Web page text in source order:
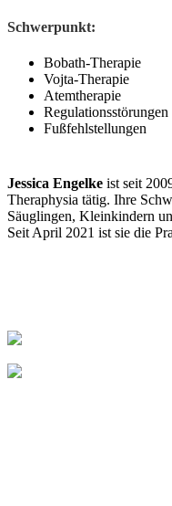
Schwerpunkt:
Bobath-Therapie
Vojta-Therapie
Atemtherapie
Regulationsstörungen
Fußfehlstellungen
Jessica Engelke ist seit
Theraphysia tätig. Ihre
Säuglingen, Kleinkindern
Seit April 2021 ist sie die